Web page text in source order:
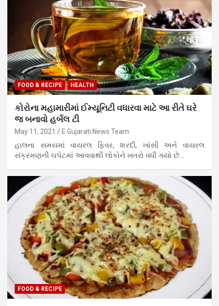
FOOD & RECIPE HEALTH
કોરોના મહામારીમાં ઈમ્યૂનિટી વધારવા માટે આ રીતે ઘરે
જ બનાવો હર્બલ ટી
May 11, 2021 E Gujarati News Team
હાલના સમયમાં વાયરલ ફિવર, શરદી, ખાંસી અને વાયરલ
સંક્રમણની ચપેટમાં આવવાથી લોકોને ખતરો વધી ગયો છે…
FOOD & RECIPE